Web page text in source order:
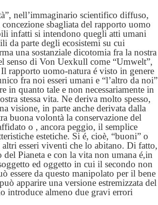
nell’immaginario scientifico diffuso,
concezione sbagliata del rapporto uomo
infatti si intendono quegli atti umani
da parte degli ecosistemi su cui
una sostanziale dicotomia fra la nostra
senso di Von Uexkull come “Umwelt”,
rapporto uomo-natura é visto in genere
fra noi esseri umani e “l’altro da noi”
in quanto tale e non necessariamente in
stessa vita. Ne deriva molto spesso,
visione, in parte anche derivata dalla
buona volontà la conservazione del
o , ancora peggio, il semplice
estetiche. Si é, cioè, “buoni” o
altri esseri viventi che lo abitano. Di fatto,
Pianeta e con la vita non umana é,in
ed oggetto in cui il secondo non
essere da questo manipolato per il bene
apparire una versione estremizzata del
introduce almeno due gravi errori